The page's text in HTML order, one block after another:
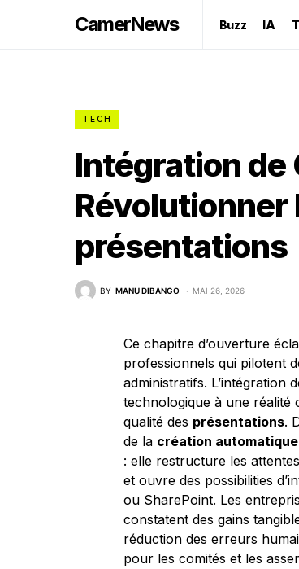
CamerNews Buzz IA
TECH
Intégration de
Révolutionner
présentations
BY MANU DIBANGO MAI 26, 2026
Ce chapitre d’ouverture
professionnels qui pilotent
administratifs. L’intégration
technologique à une
qualité des présentations.
de la création automatique
: elle restructure les
et ouvre des possibilities
ou SharePoint. Les
constatent des gains
réduction des erreurs
pour les comités et les